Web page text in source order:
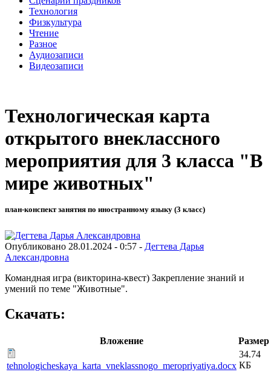
Технология
Физкультура
Чтение
Разное
Аудиозаписи
Видеозаписи
Технологическая карта
открытого внеклассного
мероприятия для 3 класса "В
мире животных"
план-конспект занятия по иностранному языку (3 класс)
Опубликовано 28.01.2024 - 0:57 - Дегтева Дарья
Александровна
Командная игра (викторина-квест) Закрепление знаний и
умений по теме "Животные".
Скачать:
Вложение Размер
tehnologicheskaya_karta_vneklassnogo_meropriyatiya.docx
34.74
КБ